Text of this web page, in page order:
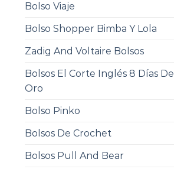
Bolso Viaje
Bolso Shopper Bimba Y Lola
Zadig And Voltaire Bolsos
Bolsos El Corte Inglés 8 Días De
Oro
Bolso Pinko
Bolsos De Crochet
Bolsos Pull And Bear